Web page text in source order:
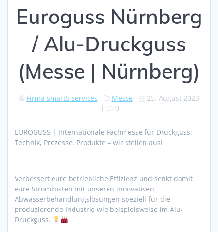
Euroguss Nürnberg
/ Alu-Druckguss
(Messe | Nürnberg)
Firma smart5 services Messe
25. August 2023
|
0
EUROGUSS | Internationale Fachmesse für Druckguss:
Technik, Prozesse, Produkte – wir stellen aus!
Verbessert eure betriebliche Effizienz und senkt damit
eure Stromkosten mit unseren innovativen
Abwasserbehandlungslösungen speziell für die
produzierende Industrie wie beispielsweise im Alu-
Druckguss.